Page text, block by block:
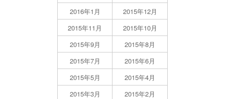
2016年1月
2015年12月
2015年11月
2015年10月
2015年9月
2015年8月
2015年7月
2015年6月
2015年5月
2015年4月
2015年3月
2015年2月